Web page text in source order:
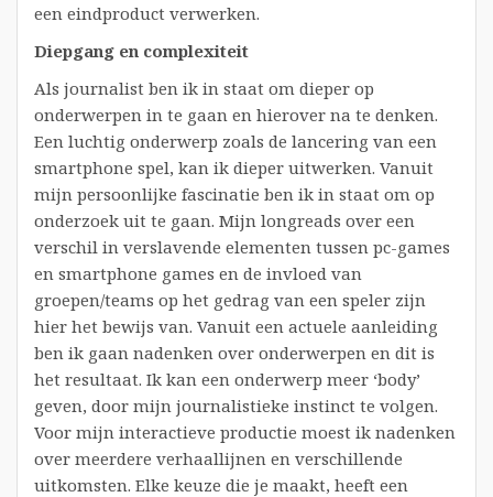
een eindproduct verwerken.
Diepgang en complexiteit
Als journalist ben ik in staat om dieper op
onderwerpen in te gaan en hierover na te denken.
Een luchtig onderwerp zoals de lancering van een
smartphone spel, kan ik dieper uitwerken. Vanuit
mijn persoonlijke fascinatie ben ik in staat om op
onderzoek uit te gaan. Mijn longreads over een
verschil in verslavende elementen tussen pc-games
en smartphone games en de invloed van
groepen/teams op het gedrag van een speler zijn
hier het bewijs van. Vanuit een actuele aanleiding
ben ik gaan nadenken over onderwerpen en dit is
het resultaat. Ik kan een onderwerp meer ‘body’
geven, door mijn journalistieke instinct te volgen.
Voor mijn interactieve productie moest ik nadenken
over meerdere verhaallijnen en verschillende
uitkomsten. Elke keuze die je maakt, heeft een